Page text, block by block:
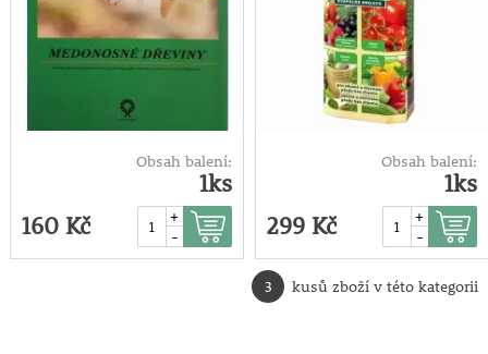
Obsah balení:
1ks
160 Kč
+
-
Obsah balení:
1ks
299 Kč
+
-
3 kusů zboží v této kategorii